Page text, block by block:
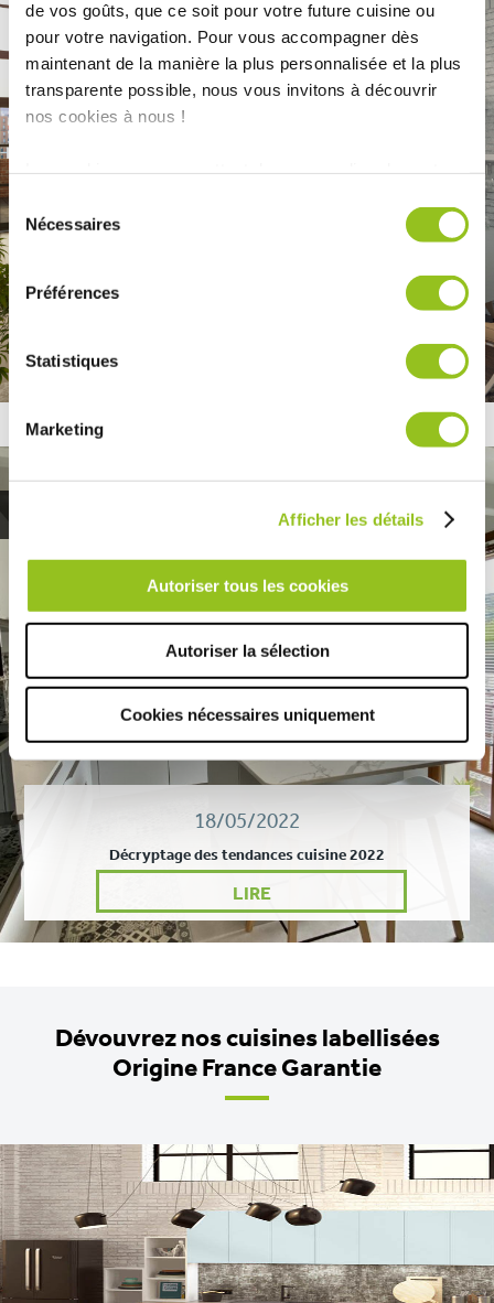
de vos goûts, que ce soit pour votre future cuisine ou
pour votre navigation. Pour vous accompagner dès
maintenant de la manière la plus personnalisée et la plus
transparente possible, nous vous invitons à découvrir
nos cookies à nous !
médias sociaux et d'analyser notre trafic. Nous
partageons également des informations sur l'utilisation de
notre site avec nos partenaires de médias sociaux, de
publicité et d'analyse, qui peuvent combiner celles-ci
ou qu'ils ont collectées lors de votre utilisation de leurs
Sélection
du
consentement
Nécessaires
Préférences
Statistiques
Marketing
Afficher les détails
Autoriser tous les cookies
Autoriser la sélection
Cookies nécessaires uniquement
18/05/2022
Décryptage des tendances cuisine 2022
LIRE
Dévouvrez nos cuisines labellisées
Origine France Garantie